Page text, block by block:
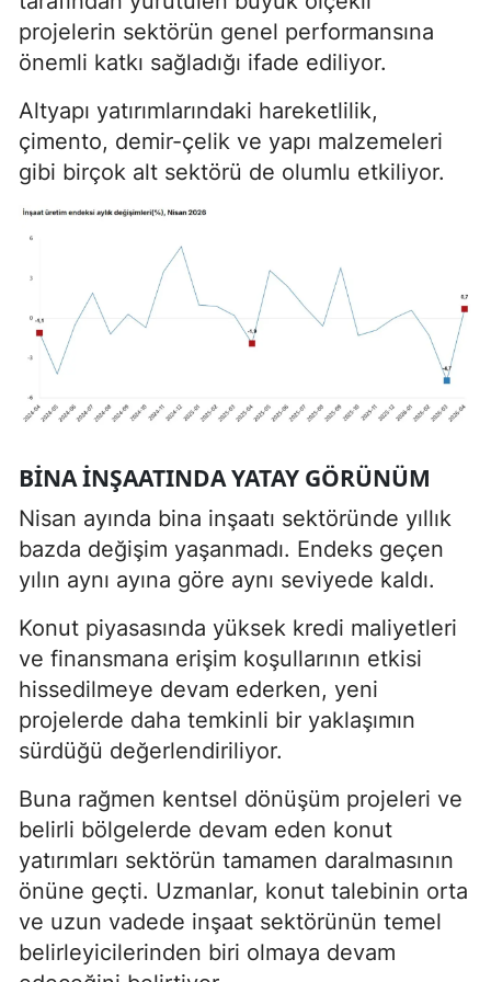
projelerin sektörün genel performansına
önemli katkı sağladığı ifade ediliyor.
Altyapı yatırımlarındaki hareketlilik,
çimento, demir-çelik ve yapı malzemeleri
gibi birçok alt sektörü de olumlu etkiliyor.
BINA INŞAATINDA YATAY GÖRÜNÜM
Nisan ayında bina inşaatı sektöründe yıllık
bazda değişim yaşanmadı. Endeks geçen
yılın aynı ayına göre aynı seviyede kaldı.
Konut piyasasında yüksek kredi maliyetleri
ve finansmana erişim koşullarının etkisi
hissedilmeye devam ederken, yeni
projelerde daha temkinli bir yaklaşımın
sürdüğü değerlendiriliyor.
Buna rağmen kentsel dönüşüm projeleri ve
belirli bölgelerde devam eden konut
yatırımları sektörün tamamen daralmasının
önüne geçti. Uzmanlar, konut talebinin orta
ve uzun vadede inşaat sektörünün temel
belirleyicilerinden biri olmaya devam